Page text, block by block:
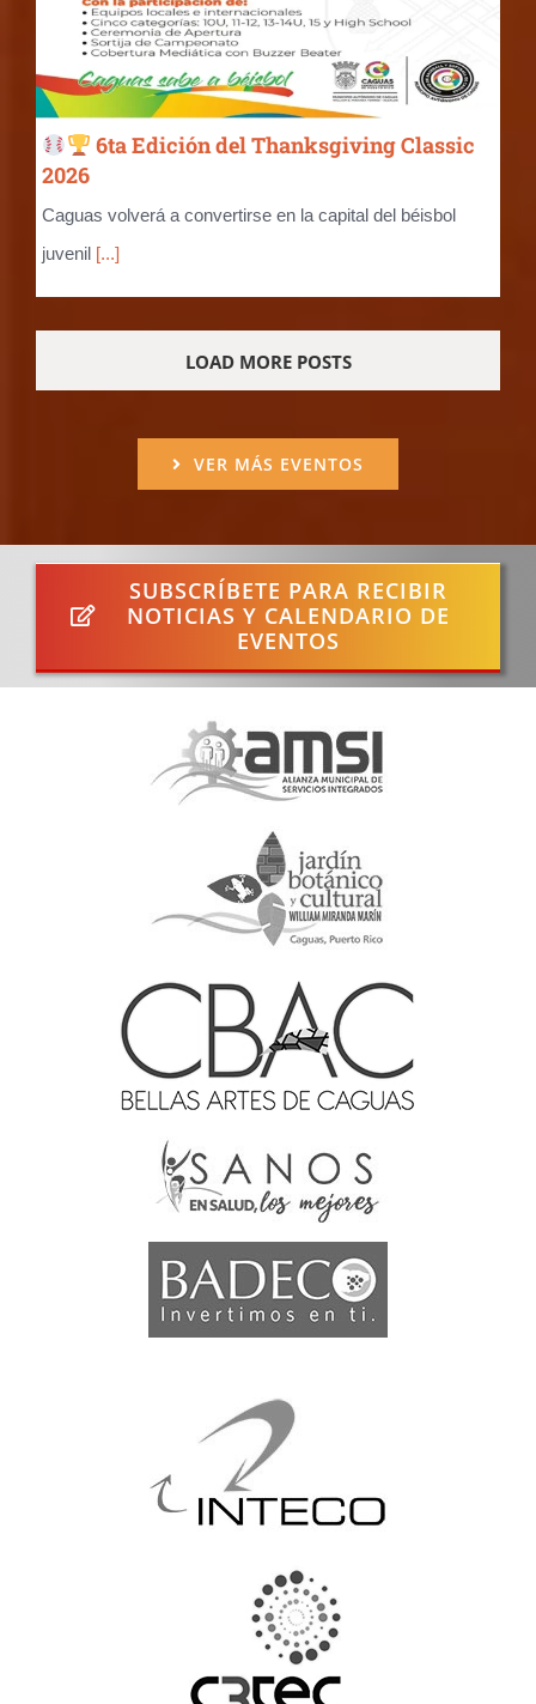
6ta Edición del Thanksgiving Classic
2026
Caguas volverá a convertirse en la capital del béisbol
juvenil [...]
LOAD MORE POSTS
VER MÁS EVENTOS
SUBSCRÍBETE PARA RECIBIR
NOTICIAS Y CALENDARIO DE
EVENTOS